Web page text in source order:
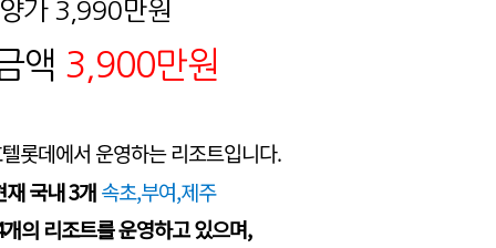
가 3,990만원
액 3 ,900만원
롯데에서 운영하는 리조트입니다.
국내 3개속초,부여,제주
의 리조트를 운영하고 있으며,